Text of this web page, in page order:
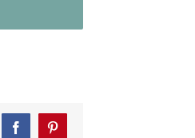
FacebookPinterest